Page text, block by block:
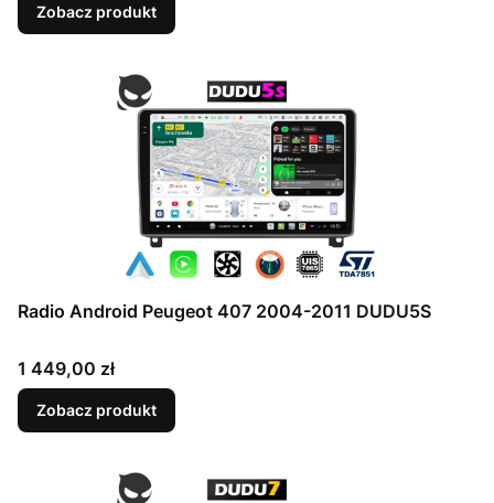
Zobacz produkt
Radio Android Peugeot 407 2004-2011 DUDU5S
Cena
1 449,00 zł
Zobacz produkt